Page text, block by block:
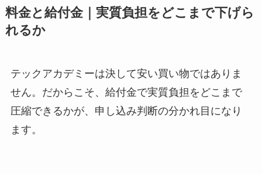
料金と給付金｜実質負担をどこまで下げら
れるか
テックアカデミーは決して安い買い物ではありま
せん。だからこそ、給付金で実質負担をどこまで
圧縮できるかが、申し込み判断の分かれ目になり
ます。